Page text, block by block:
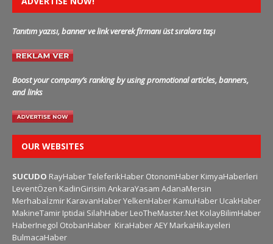
Tanıtım yazısı, banner ve link vererek firmanı üst sıralara taşı
Boost your company’s ranking by using promotional articles, banners,
and links
OUR WEBSITES
SUCUDO RayHaberTeleferikHaber OtonomHaber KimyaHaberleri
LeventÖzen KadinGirisim AnkaraYasam AdanaMersin
Merhabaİzmir KaravanHaberYelkenHaber KamuHaber UcakHaber
MakineTamir Iptidai SilahHaber LeoTheMaster.Net KolayBilimHaber
HaberInegol OtobanHaber KiraHaberAEY MarkaHikayeleri
BulmacaHaber